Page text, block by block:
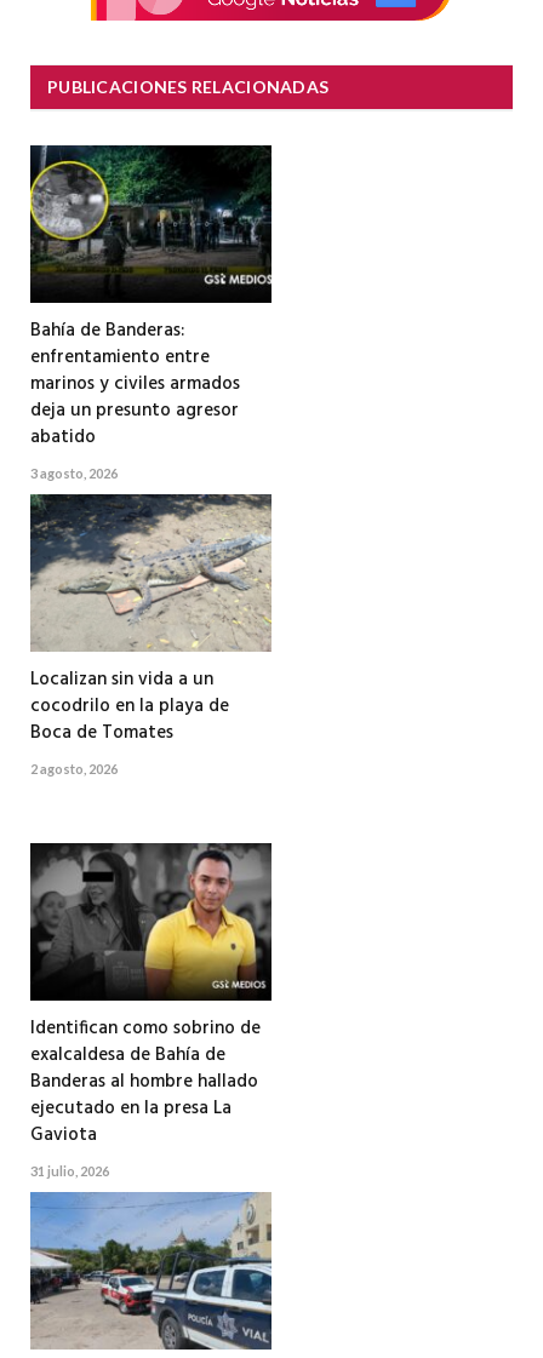
PUBLICACIONES RELACIONADAS
Bahía de Banderas:
enfrentamiento entre
marinos y civiles armados
deja un presunto agresor
abatido
3 agosto, 2026
Localizan sin vida a un
cocodrilo en la playa de
Boca de Tomates
2 agosto, 2026
Identifican como sobrino de
exalcaldesa de Bahía de
Banderas al hombre hallado
ejecutado en la presa La
Gaviota
31 julio, 2026